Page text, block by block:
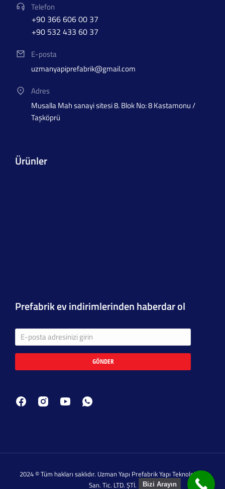
Telefon
+90 366 606 00 37
+90 532 433 60 37
E-posta
uzmanyapiprefabrik@gmail.com
Adres
Musalla Mah sanayi sitesi 8. Blok No: 8 Kastamonu /
Taşköprü
Ürünler
Prefabrik ev indirimlerinden haberdar ol
GÖNDER
2024 © Tüm hakları saklıdır. Uzman Yapı Prefabrik Yapı Teknolojileri
San. Tic. LTD. ŞTİ.
Bizi Arayın